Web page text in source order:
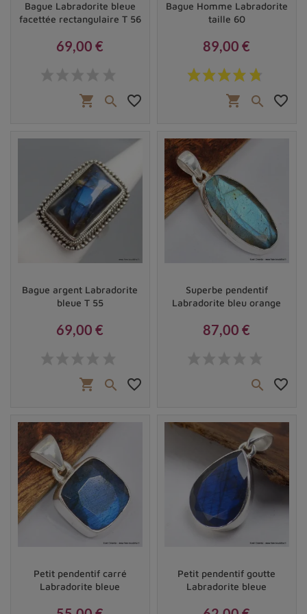
Bague Labradorite bleue
facettée rectangulaire T 56
69,00 €
shopping_cart  favorite_border
Bague Homme Labradorite
taille 60
Prix
89,00 €
shopping_cart  favorite_border
Bague argent Labradorite
bleue T 55
69,00 €
shopping_cart  favorite_border
Superbe pendentif
Labradorite bleu orange
87,00 €
 favorite_border
Petit pendentif carré
Labradorite bleue
Petit pendentif goutte
Labradorite bleue